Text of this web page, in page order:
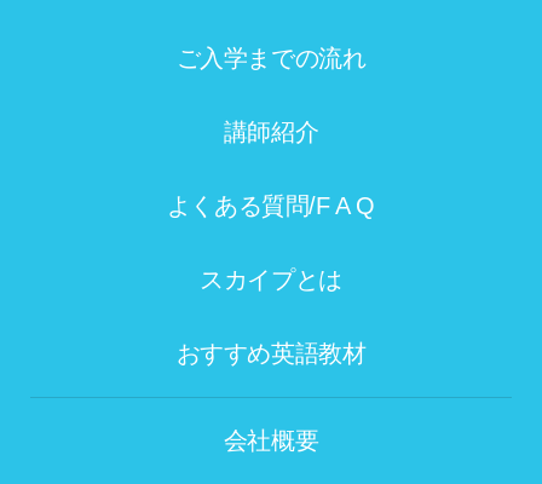
ご入学までの流れ
講師紹介
よくある質問/F A Q
スカイプとは
おすすめ英語教材
会社概要